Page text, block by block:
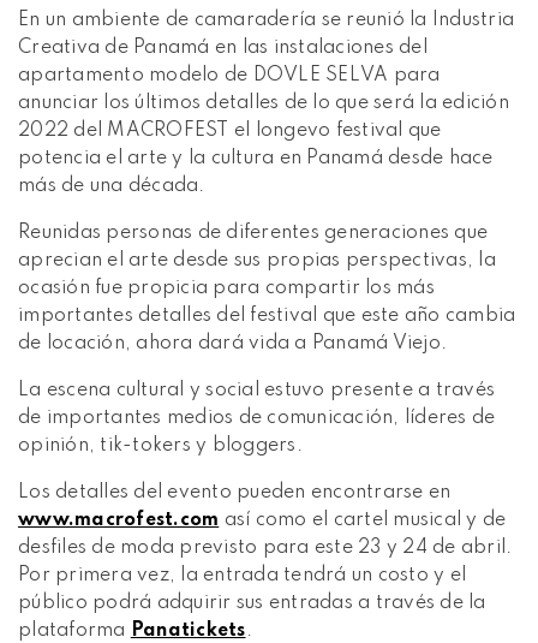
En un ambiente de camaradería se reunió la Industria
Creativa de Panamá en las instalaciones del
apartamento modelo de DOVLE SELVA para
anunciar los últimos detalles de lo que será la edición
2022 del MACROFEST el longevo festival que
potencia el arte y la cultura en Panamá desde hace
más de una década.
Reunidas personas de diferentes generaciones que
aprecian el arte desde sus propias perspectivas, la
ocasión fue propicia para compartir los más
importantes detalles del festival que este año cambia
de locación, ahora dará vida a Panamá Viejo.
La escena cultural y social estuvo presente a través
de importantes medios de comunicación, líderes de
opinión, tik-tokers y bloggers.
Los detalles del evento pueden encontrarse en
www.macrofest.com así como el cartel musical y de
desfiles de moda previsto para este 23 y 24 de abril.
Por primera vez, la entrada tendrá un costo y el
público podrá adquirir sus entradas a través de la
plataforma
Panatickets.